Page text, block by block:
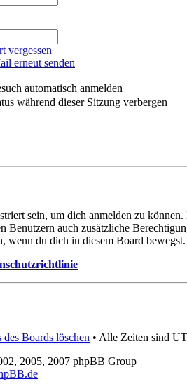
vergessen
erneut senden
automatisch anmelden
während dieser Sitzung verbergen
sein, um dich anmelden zu
Benutzern auch zusätzliche
wenn du dich in diesem Board bewegst.
Boards löschen • Alle Zeiten sind
2005, 2007 phpBB Group